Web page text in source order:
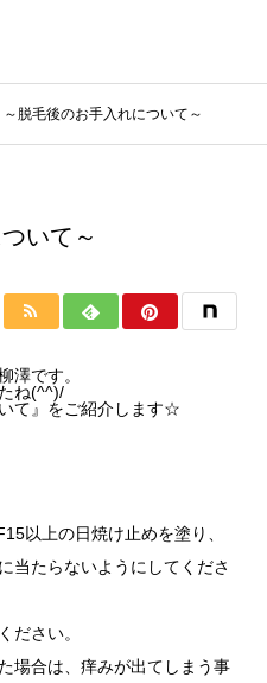
～脱毛後のお手入れについて～
いて～
澤です。
ね(^^)/
て』をご紹介します☆
以上の日焼け止めを塗り、
当たらないようにしてくださ
ださい。
場合は、痒みが出てしまう事